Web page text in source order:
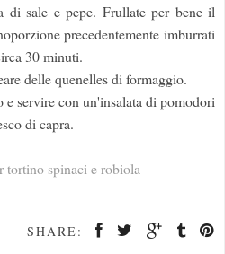
di sale e pepe. Frullate per bene il
precedentemente imburrati
30 minuti.
delle quenelles di formaggio.
servire con un'insalata di pomodori
di capra.
SHARE: